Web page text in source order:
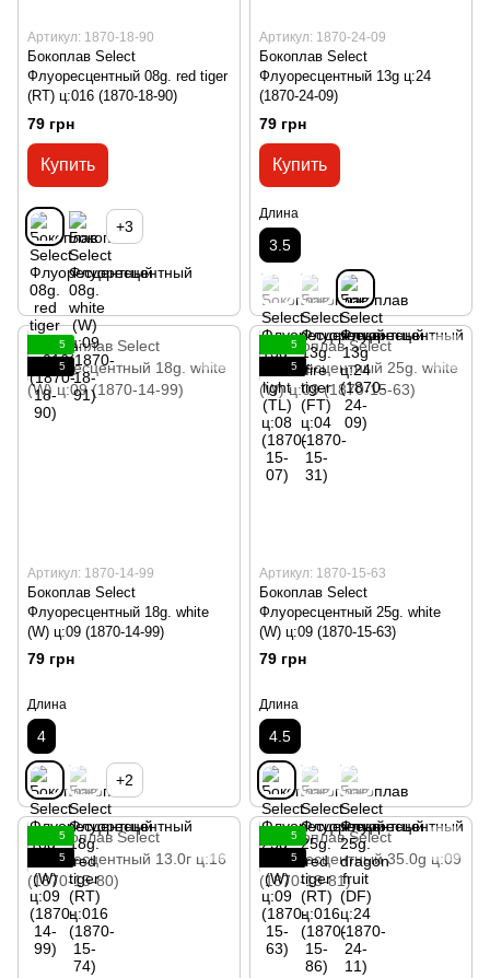
Артикул: 1870-18-90
Бокоплав Select
Флуоресцентный 08g. red tiger
(RT) ц:016 (1870-18-90)
79 грн
Купить
+3
Артикул: 1870-24-09
Бокоплав Select
Флуоресцентный 13g ц:24
(1870-24-09)
79 грн
Купить
Длина
3.5
5
5
Артикул: 1870-14-99
Бокоплав Select
Флуоресцентный 18g. white
(W) ц:09 (1870-14-99)
79 грн
Длина
4
+2
5
5
Артикул: 1870-15-63
Бокоплав Select
Флуоресцентный 25g. white
(W) ц:09 (1870-15-63)
79 грн
Длина
4.5
5
5
5
5